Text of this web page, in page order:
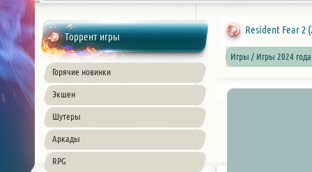
Торрент игры
Горячие новинки
Экшен
Шутеры
Аркады
RPG
Resident Fear 2
Игры / Игры 2024